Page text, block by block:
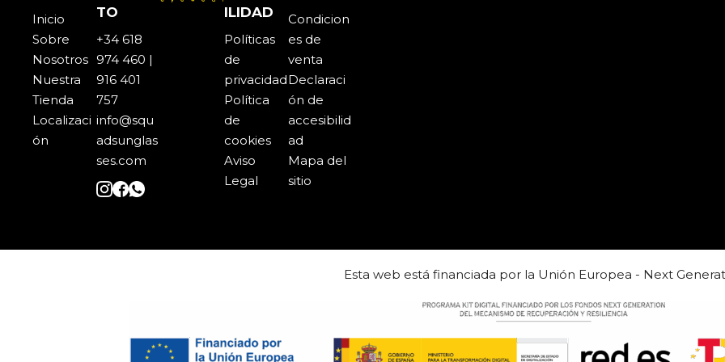
Inicio
Sobre
Nosotros
Nuestra
Tienda
Localizaci
ón
TO
+34 618
974 460 |
916 401
757
info@squ
adsunglas
ses.com
ILIDAD
Políticas
de
privacidad
Política
de
cookies
Aviso
Legal
Condicion
es de
venta
Declaraci
ón de
accesibilid
ad
Mapa del
sitio
Esta web está financiada por la Unión Europea - Next